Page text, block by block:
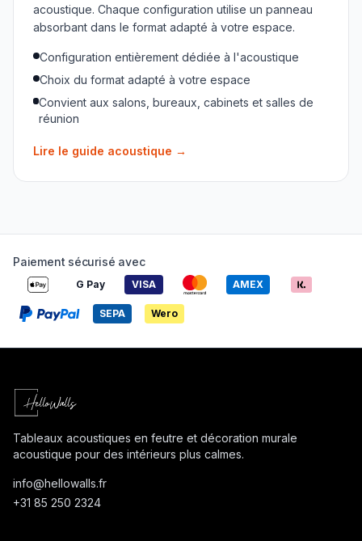
acoustique. Chaque configuration utilise un panneau
absorbant dans le format adapté à votre espace.
Configuration entièrement dédiée à l'acoustique
Choix du format adapté à votre espace
Convient aux salons, bureaux, cabinets et salles de
réunion
Lire le guide acoustique →
Paiement sécurisé avec
G Pay VISA AMEX
SEPA Wero
Tableaux acoustiques en feutre et décoration murale
acoustique pour des intérieurs plus calmes.
info@hellowalls.fr
+31 85 250 2324